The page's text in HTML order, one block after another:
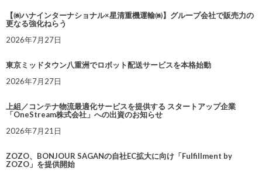
【㈱ハナインターナショナル×星清重機運輸㈱】グループ会社で販売力の
更なる強化ねらう
2026年7月27日
東京ミッドタウン八重洲でロボット配送サービスを本格始動
2026年7月27日
上組／コンテナ物流最適化サービスを提供する スタートアップ企業
「OneStream株式会社」への出資のお知らせ
2026年7月21日
ZOZO、BONJOUR SAGANの自社EC拡大に向け「Fulfillment by
ZOZO」を提供開始